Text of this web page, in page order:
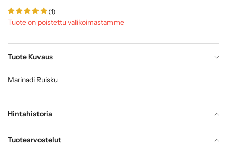
(1)
Tuote on poistettu valikoimastamme
Tuote Kuvaus
Hintahistoria
Tuotearvostelut
Marinadi Ruisku